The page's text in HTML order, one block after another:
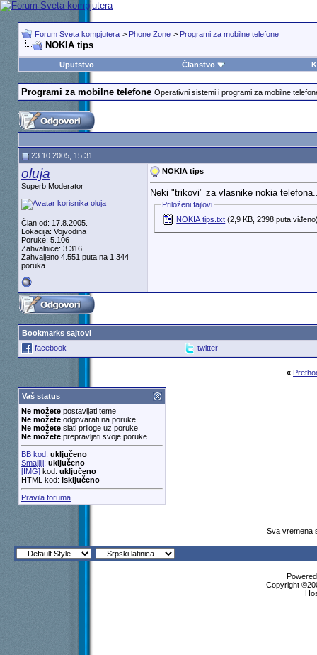
Forum Sveta kompjutera > Phone Zone > Programi za mobilne telefone
NOKIA tips
Uputstvo Članstvo
Programi za mobilne telefone Operativni sistemi i programi za mobilne
23.10.2005, 15:31
oluja
Superb Moderator
Član od: 17.8.2005.
Lokacija: Vojvodina
Poruke: 5.106
Zahvalnice: 3.316
Zahvaljeno 4.551 puta na 1.344
poruka
NOKIA tips
Neki "trikovi" za vlasnike nokia
Priloženi fajlovi
NOKIA tips.txt (2,9 KB, 2398 puta
Bookmarks sajtovi
facebook
twitter
«
Vaš status
Ne možetepostavljati teme
Ne možeteodgovarati na poruke
Ne možeteslati priloge uz poruke
Ne možeteprepravljati svoje poruke
BB kod: uključeno
Smajliji: uključeno
[IMG]kod: uključeno
HTML kod: isključeno
Pravila foruma
Sva vremena
Copyright